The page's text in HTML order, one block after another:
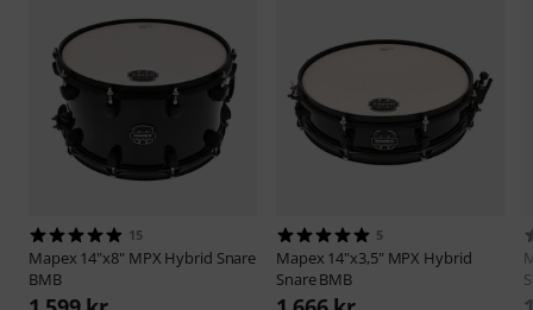
15
Mapex 14"x8" MPX Hybrid Snare
BMB
5
Mapex 14"x3,5" MPX Hybrid
Snare BMB